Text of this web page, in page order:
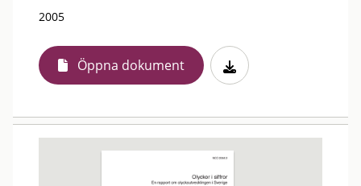
2005
Öppna dokument